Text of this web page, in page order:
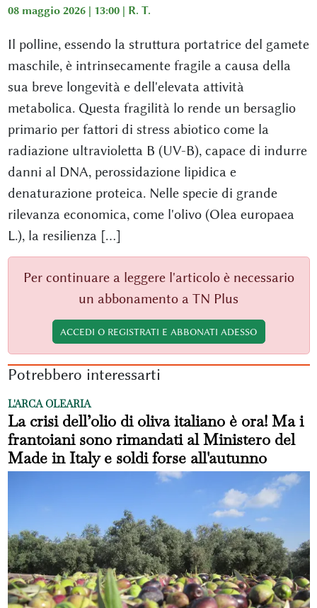
08 maggio 2026 | 13:00 | R. T.
Il polline, essendo la struttura portatrice del gamete
maschile, è intrinsecamente fragile a causa della
sua breve longevità e dell'elevata attività
metabolica. Questa fragilità lo rende un bersaglio
primario per fattori di stress abiotico come la
radiazione ultravioletta B (UV-B), capace di indurre
danni al DNA, perossidazione lipidica e
denaturazione proteica. Nelle specie di grande
rilevanza economica, come l'olivo (Olea europaea
L.), la resilienza [...]
Per continuare a leggere l'articolo è necessario
un abbonamento a TN Plus
ACCEDI O REGISTRATI E ABBONATI ADESSO
Potrebbero interessarti
L'ARCA OLEARIA
La crisi dell’olio di oliva italiano è ora! Ma i
frantoiani sono rimandati al Ministero del
Made in Italy e soldi forse all'autunno